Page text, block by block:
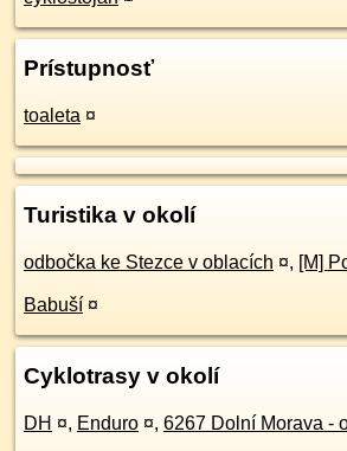
Prístupnosť
toaleta ¤
Turistika v okolí
odbočka ke Stezce v oblacích ¤, [M]
Babuší ¤
Cyklotrasy v okolí
DH ¤, Enduro ¤, 6267 Dolní Morava -